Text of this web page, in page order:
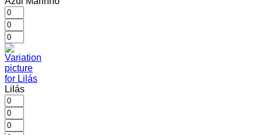
Lilás